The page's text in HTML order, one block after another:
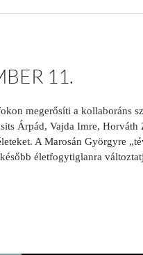
11.
megerősíti a kollaboráns
Árpád, Vajda Imre, Horváth
A Marosán Györgyre
életfogytiglanra